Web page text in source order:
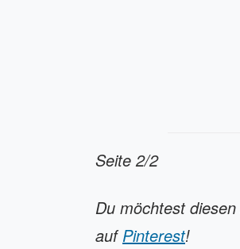
Seite 2/2
Du möchtest
aufPinterest!